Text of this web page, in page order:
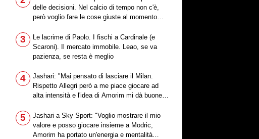
delle decisioni. Nel calcio di tempo non c'è,
però voglio fare le cose giuste al momento
3
Le lacrime di Paolo. I fischi a Cardinale (e
Scaroni). Il mercato immobile. Leao, se va
pazienza, se resta è meglio
4
Jashari: "Mai pensato di lasciare il Milan.
Rispetto Allegri però a me piace giocare ad
alta intensità e l'idea di Amorim mi dà buone
5
Jashari a Sky Sport: "Voglio mostrare il mio
valore e posso giocare insieme a Modric,
Amorim ha portato un'energia e mentalità